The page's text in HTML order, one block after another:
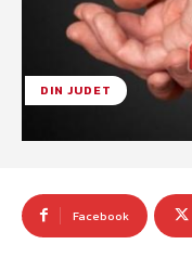
DIN JUDET
Facebook